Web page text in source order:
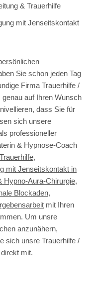
& Trauerhilfe
mit Jenseitskontakt
Sie schon jeden Tag
Firma Trauerhilfe /
auf Ihren Wunsch
dass Sie für
sich unsere
professioneller
& Hypnose-Coach
mit Jenseitskontakt in
Hypno-Aura-Chirurgie,
Blockaden,
mit Ihren
Um unsre
anzunähern,
sich unsre Trauerhilfe /
mit.